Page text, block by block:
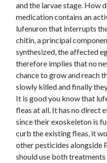
and the larvae stage. How
medication contains an
lufenuron that interrupts
chitin, a principal
synthesized, the affected
therefore implies that no
chance to grow and reach
slowly killed and finally
It is good you know that
fleas at all. It has no direct
since their exoskeleton is
curb the existing fleas, it
other pesticides alongside
should use both